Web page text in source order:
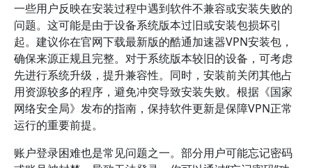
一些用户反映在安装过程中遇到软件不兼容或安装失败的
问题。这可能是由于设备系统版本过旧或安装包损坏引
起。建议你在官网下载最新版的酷通加速器VPN安装包，
确保来源正规且完整。对于系统版本较旧的设备，可考虑
先进行系统升级，提升兼容性。同时，安装前关闭其他占
用资源较多的程序，避免冲突导致安装失败。根据《国家
网络安全局》发布的指南，保持软件更新是保障VPN正常
运行的重要前提。
账户登录困难也是常见问题之一。部分用户可能忘记密码